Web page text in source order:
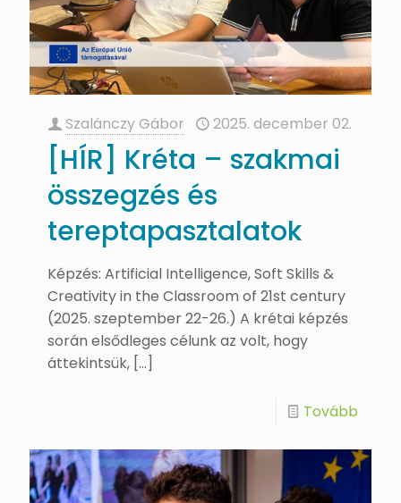
Szalánczy Gábor 2025. december 02.
[HÍR] Kréta – szakmai
összegzés és
tereptapasztalatok
Képzés: Artificial Intelligence, Soft Skills &
Creativity in the Classroom of 21st century
(2025. szeptember 22-26.) A krétai képzés
során elsődleges célunk az volt, hogy
áttekintsük, […]
Tovább